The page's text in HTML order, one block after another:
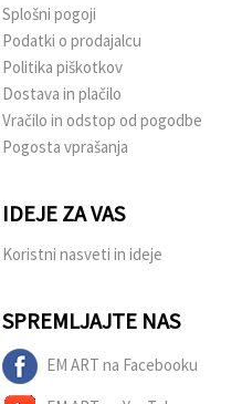
Splošni pogoji
Podatki o prodajalcu
Politika piškotkov
Dostava in plačilo
Vračilo in odstop od pogodbe
Pogosta vprašanja
IDEJE ZA VAS
Koristni nasveti in ideje
SPREMLJAJTE NAS
EM ART na Facebooku